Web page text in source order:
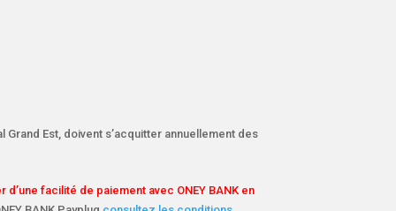
Est, doivent s’acquitter annuellement des
facilité de paiement avec ONEY BANK en